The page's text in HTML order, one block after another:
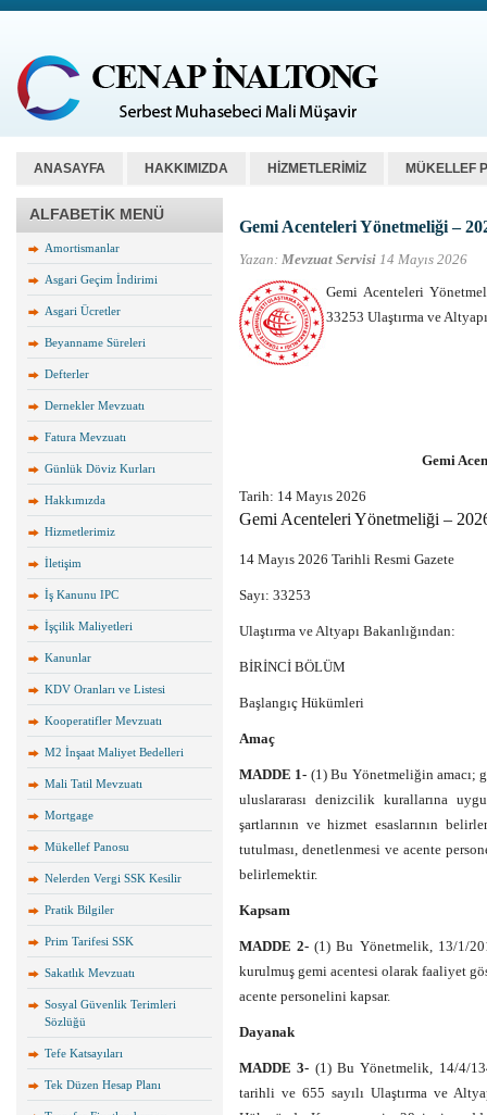
ANASAYFA HAKKIMIZDA HİZMETLERİMİZ MÜKELLEF
ALFABETİK MENÜ
Amortismanlar
Asgari Geçim İndirimi
Asgari Ücretler
Beyanname Süreleri
Defterler
Dernekler Mevzuatı
Fatura Mevzuatı
Günlük Döviz Kurları
Hakkımızda
Hizmetlerimiz
İletişim
İş Kanunu IPC
İşçilik Maliyetleri
Kanunlar
KDV Oranları ve Listesi
Kooperatifler Mevzuatı
M2 İnşaat Maliyet Bedelleri
Mali Tatil Mevzuatı
Mortgage
Mükellef Panosu
Nelerden Vergi SSK Kesilir
Pratik Bilgiler
Prim Tarifesi SSK
Sakatlık Mevzuatı
Sosyal Güvenlik Terimleri
Sözlüğü
Tefe Katsayıları
Tek Düzen Hesap Planı
Gemi Acenteleri Yönetmeliği –
Yazan: Mevzuat Servisi 14 Mayıs 2026
Gemi Acenteleri
33253 Ulaştırma ve
Gemi
Tarih: 14 Mayıs 2026
Gemi Acenteleri Yönetmeliği –
14 Mayıs 2026 Tarihli Resmi Gazete
Sayı: 33253
Ulaştırma ve Altyapı Bakanlığından:
BİRİNCİ BÖLÜM
Başlangıç Hükümleri
Amaç
MADDE 1- (1) Bu Yönetmeliğin amacı;
uluslararası denizcilik kurallarına
şartlarının ve hizmet esaslarının
tutulması, denetlenmesi ve acente
belirlemektir.
Kapsam
MADDE 2- (1) Bu Yönetmelik, 13/1/
kurulmuş gemi acentesi olarak faaliyet
acente personelini kapsar.
Dayanak
MADDE 3- (1) Bu Yönetmelik, 14/4/
tarihli ve 655 sayılı Ulaştırma ve